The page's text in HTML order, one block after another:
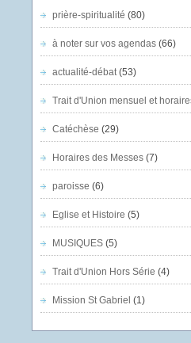
prière-spiritualité (80)
à noter sur vos agendas(66)
actualité-débat(53)
Trait d'Union mensuel et
Catéchèse (29)
Horaires des Messes(7)
paroisse (6)
Eglise et Histoire (5)
MUSIQUES(5)
Trait d'Union Hors Série (4)
Mission St Gabriel (1)